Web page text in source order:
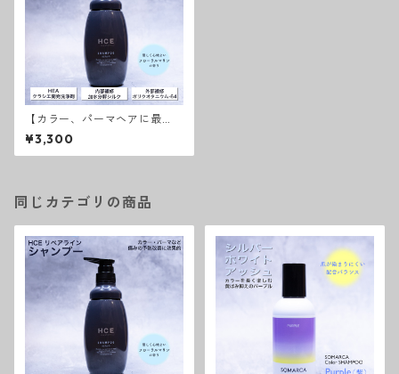
【カラー、パーマヘアに最
適】HCEシャンプー リペア
ライン
¥3,300
同じカテゴリの商品